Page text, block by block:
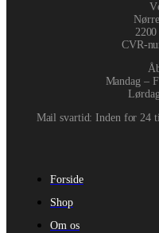
CVR-
Mandag –
Mail svartid: Inden for 24
Forside
Shop
Om os